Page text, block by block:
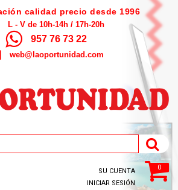
calidad precio desde 1996
L - V de 10h-14h / 17h-20h
957 76 73 22
web@laoportunidad.com
0
SU CUENTA
INICIAR SESIÓN